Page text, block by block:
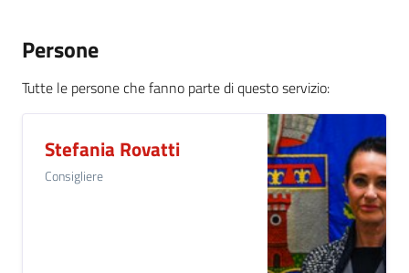
Persone
Tutte le persone che fanno parte di questo servizio:
Stefania Rovatti
Consigliere